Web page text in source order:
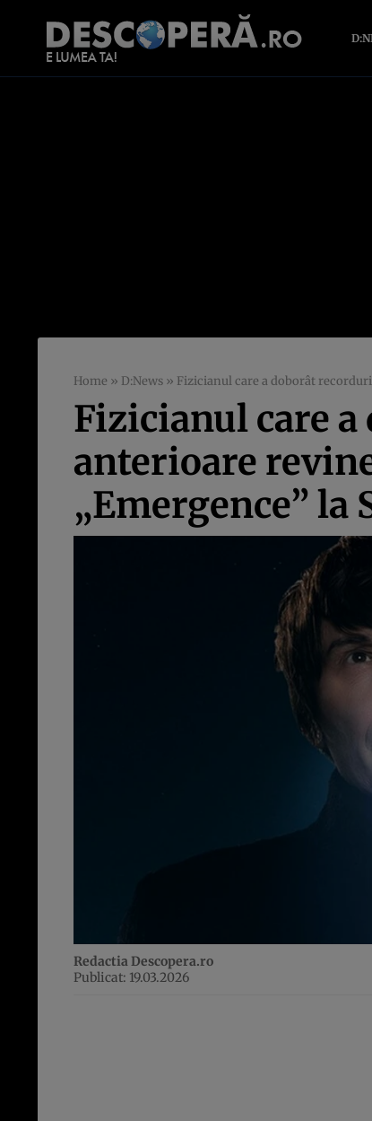
Home » D:News » Fizicianul care a doborât
Fizicianul care
anterioare
„Emergence” la
Redactia Descopera.ro
Publicat: 19.03.2026